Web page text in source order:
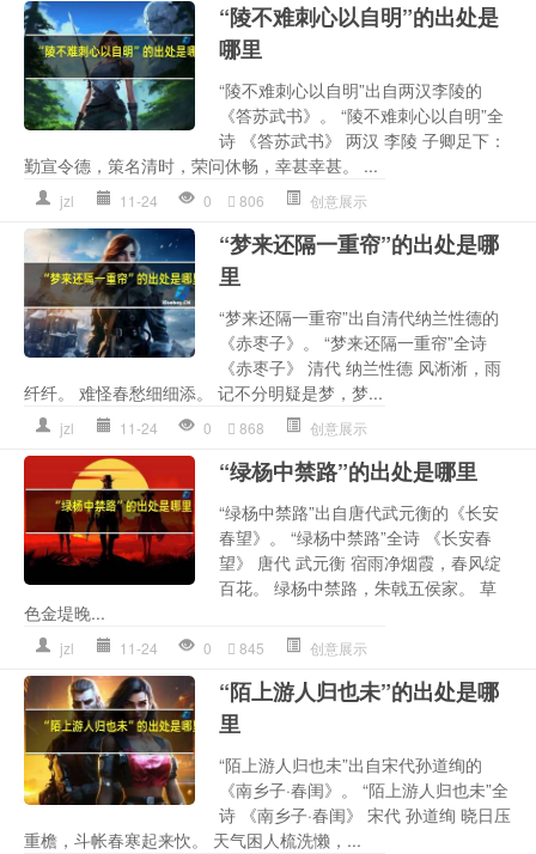
“陵不难刺心以自明”的出处是
哪里
“陵不难刺心以自明”出自两汉李陵的
《答苏武书》。 “陵不难刺心以自明”全
诗 《答苏武书》 两汉 李陵 子卿足下：
勤宣令德，策名清时，荣问休畅，幸甚幸甚。 ...
jzl 11-24 0 806 创意展示
“梦来还隔一重帘”的出处是哪
里
“梦来还隔一重帘”出自清代纳兰性德的
《赤枣子》。 “梦来还隔一重帘”全诗
《赤枣子》 清代 纳兰性德 风淅淅，雨
纤纤。 难怪春愁细细添。 记不分明疑是梦，梦...
jzl 11-24 0 868 创意展示
“绿杨中禁路”的出处是哪里
“绿杨中禁路”出自唐代武元衡的《长安
春望》。 “绿杨中禁路”全诗 《长安春
望》 唐代 武元衡 宿雨净烟霞，春风绽
百花。 绿杨中禁路，朱戟五侯家。 草
色金堤晚...
jzl 11-24 0 845 创意展示
“陌上游人归也未”的出处是哪
里
“陌上游人归也未”出自宋代孙道绚的
《南乡子·春闺》。 “陌上游人归也未”全
诗 《南乡子·春闺》 宋代 孙道绚 晓日压
重檐，斗帐春寒起来忺。 天气困人梳洗懒，...